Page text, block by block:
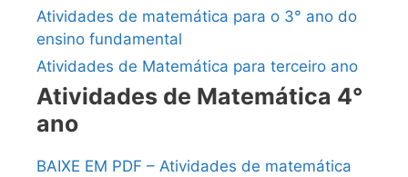
Atividades de matemática para o 3° ano do
ensino fundamental
Atividades de Matemática para terceiro ano
Atividades de Matemática 4°
ano
BAIXE EM PDF – Atividades de matemática